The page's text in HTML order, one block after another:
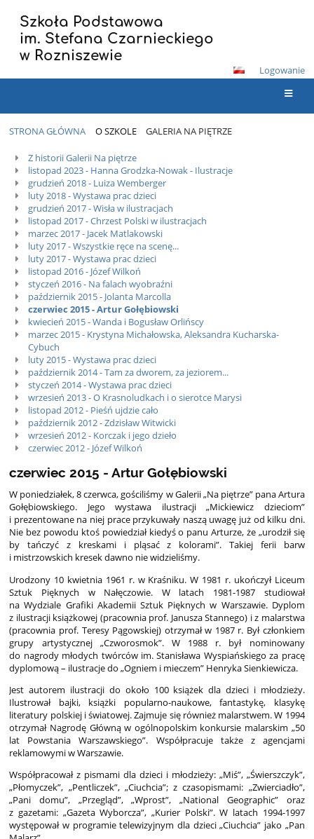
Szkoła Podstawowa
im. Stefana Czarnieckiego
w Rozniszewie
Logowanie
STRONA GŁÓWNA O SZKOLE GALERIA NA PIĘTRZE
Galeria
Na
Piętrze
Z historii Galerii Na piętrze
listopad 2023 - Hanna Grodzka-Nowak - Ilustracje
grudzień 2018 - Luiza Wemberger
luty 2018 - Wystawa prac dzieci
grudzień 2017 - Wisła w ilustracjach
listopad 2017 - Chrzest Polski w ilustracjach
marzec 2017 - Jacek Matlakowski
luty 2017 - Wszystkie ręce na scenę...
luty 2017 - Wystawa prac dzieci
listopad 2016 - Józef Wilkoń
styczeń 2016 - Na falach wyobraźni
październik 2015 - Jolanta Marcolla
czerwiec 2015 - Artur Gołębiowski
kwiecień 2015 - Wanda i Bogusław Orlińscy
marzec 2015 - Krystyna Michałowska, Aleksandra Kucharska-
Cybuch
luty 2015 - Wystawa prac dzieci
październik 2014 - Tam za dworem, za jeziorem...
styczeń 2014 - Wystawa prac dzieci
wrzesień 2013 - O Krasnoludkach i o sierotce Marysi
listopad 2012 - Pieśń ujdzie cało
październik 2012 - Zdzisław Witwicki
wrzesień 2012 - Korczak i jego dzieło
czerwiec 2012 - Józef Wilkoń
czerwiec 2015 - Artur Gołębiowski
W poniedziałek, 8 czerwca, gościliśmy w Galerii „Na piętrze” pana Artura
Gołębiowskiego. Jego wystawa ilustracji „Mickiewicz dzieciom”
i prezentowane na niej prace przykuwały naszą uwagę już od kilku dni.
Nie bez powodu ktoś powiedział kiedyś o panu Arturze, że „urodził się
by tańczyć z kreskami i pląsać z kolorami”. Takiej ferii barw
i mistrzowskich kresek dawno nie widzieliśmy.
Urodzony 10 kwietnia 1961 r. w Kraśniku. W 1981 r. ukończył Liceum
Sztuk Pięknych w Nałęczowie. W latach 1981-1987 studiował
na Wydziale Grafiki Akademii Sztuk Pięknych w Warszawie. Dyplom
z ilustracji książkowej (pracownia prof. Janusza Stannego) i z malarstwa
(pracownia prof. Teresy Pągowskiej) otrzymał w 1987 r. Był członkiem
grupy artystycznej „Czworosmok”. W 1988 r. był nominowany
do nagrody młodych twórców im. Stanisława Wyspiańskiego za pracę
dyplomową – ilustracje do „Ogniem i mieczem” Henryka Sienkiewicza.
Jest autorem ilustracji do około 100 książek dla dzieci i młodzieży.
Ilustrował bajki, książki popularno-naukowe, fantastykę, klasykę
literatury polskiej i światowej. Zajmuje się również malarstwem. W 1994
otrzymał Nagrodę Główną w ogólnopolskim konkursie malarskim „50
lat Powstania Warszawskiego”. Współpracuje także z agencjami
reklamowymi w Warszawie.
Współpracował z pismami dla dzieci i młodzieży: „Miś”, „Świerszczyk”,
„Płomyczek”, „Pentliczek”, „Ciuchcia”; z czasopismami: „Zwierciadło”,
„Pani domu”, „Przegląd”, „Wprost”, „National Geographic” oraz
z gazetami: „Gazeta Wyborcza”, „Kurier Polski”. W latach 1994-1997
występował w programie telewizyjnym dla dzieci „Ciuchcia” jako „Pan